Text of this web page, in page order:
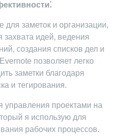
для заметок и организации,
захвата идей, ведения
создания списков дел и
позволяет легко
заметки благодаря
и тегирования.
управления проектами на
я использую для
рабочих процессов.